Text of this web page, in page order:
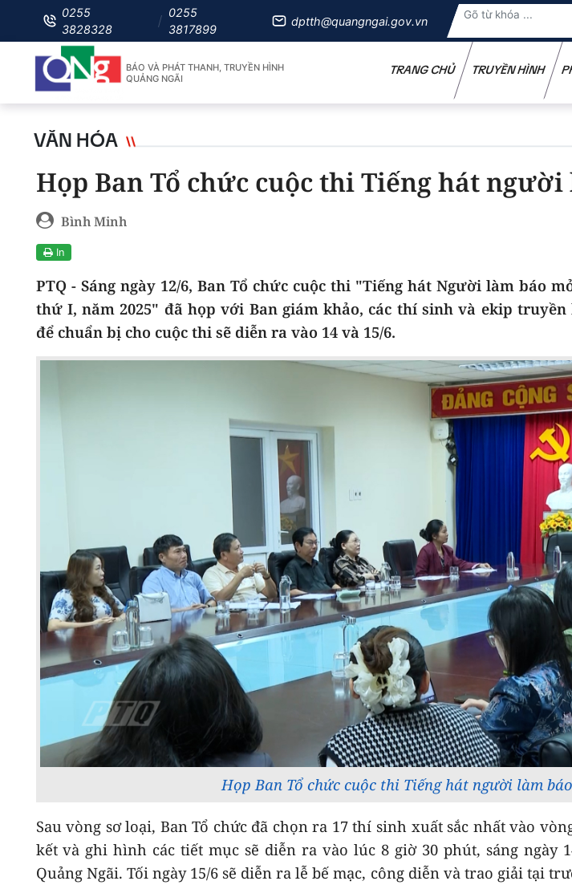
0255
3828328
0255
3817899
dptth@quangngai.gov.vn
BÁO VÀ PHÁT THANH, TRUYỀN HÌNH
QUẢNG NGÃI
TRANG CHỦ TRUYỀN HÌNH
VĂN HÓA
Họp Ban Tổ chức cuộc thi Tiếng hát người
Bình Minh
In
PTQ - Sáng ngày 12/6, Ban Tổ chức cuộc thi "Tiếng hát Người làm báo
thứ I, năm 2025" đã họp với Ban giám khảo, các thí sinh và ekip
để chuẩn bị cho cuộc thi sẽ diễn ra vào 14 và 15/6.
Họp Ban Tổ chức cuộc thi Tiếng hát người làm báo
Sau vòng sơ loại, Ban Tổ chức đã chọn ra 17 thí sinh xuất sắc nhất vào
kết và ghi hình các tiết mục sẽ diễn ra vào lúc 8 giờ 30 phút, sáng ngày
Quảng Ngãi. Tối ngày 15/6 sẽ diễn ra lễ bế mạc, công diễn và trao giải tại